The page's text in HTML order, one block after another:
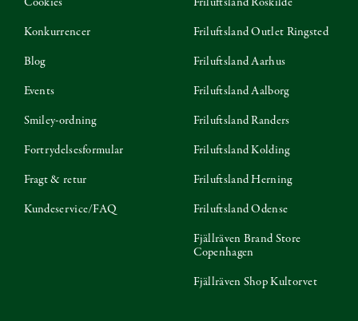
Konkurrencer
Blog
Events
Smiley-ordning
Fortrydelsesformular
Fragt & retur
Kundeservice/FAQ
Friluftsland Outlet Ringsted
Friluftsland Aarhus
Friluftsland Aalborg
Friluftsland Randers
Friluftsland Kolding
Friluftsland Herning
Friluftsland Odense
Fjällräven Brand Store
Copenhagen
Fjällräven Shop Kultorvet